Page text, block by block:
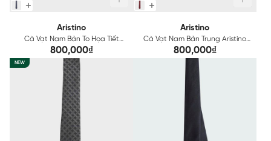
Aristino
Cà Vạt Nam Bản To Họa Tiết
Aristino ATI003S0H2
800,000₫
Aristino
Cà Vạt Nam Bản Trung Aristino
6x3.8cm ATI001S0H2
800,000₫
NEW